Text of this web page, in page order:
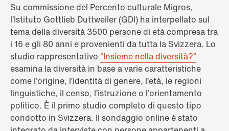
Su commissione del Percento culturale Migros,
l’Istituto Gottlieb Duttweiler (GDI) ha interpellato sul
tema della diversità 3500 persone di età compresa tra
i 16 e gli 80 anni e provenienti da tutta la Svizzera. Lo
studio rappresentativo “Insieme nella diversità?”
esamina la diversità in base a varie caratteristiche
come l’origine, l’identità di genere, l’età, le regioni
linguistiche, il censo, l’istruzione o l’orientamento
politico. È il primo studio completo di questo tipo
condotto in Svizzera. Il sondaggio online è stato